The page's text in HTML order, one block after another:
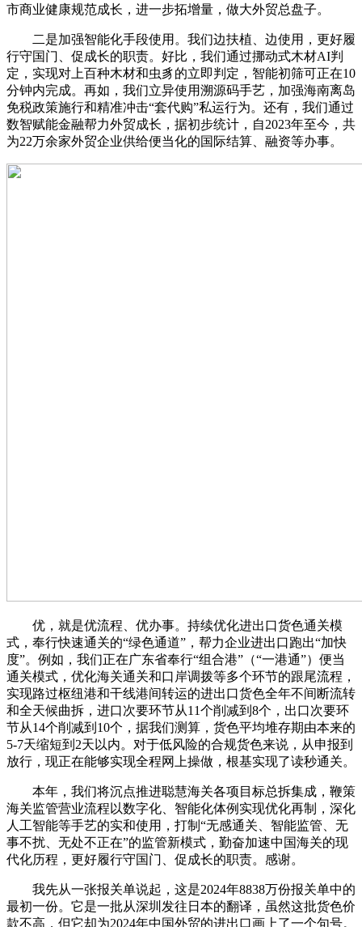
市商业健康规范成长，进一步拓增量，做大外贸总盘子。
二是加强智能化手段使用。我们边扶植、边使用，更好履
行守国门、促成长的职责。好比，我们通过挪动式木材AI判
定，实现对上百种木材和虫豸的立即判定，智能初筛可正在10
分钟内完成。再如，我们立异使用溯源码手艺，加强海南离岛
免税政策施行和精准冲击“套代购”私运行为。还有，我们通过
数智赋能金融帮力外贸成长，据初步统计，自2023年至今，共
为22万余家外贸企业供给便当化的国际结算、融资等办事。
优，就是优流程、优办事。持续优化进出口货色通关模
式，奉行快速通关的“绿色通道”，帮力企业进出口跑出“加快
度”。例如，我们正在广东省奉行“组合港”（“一港通”）便当
通关模式，优化海关通关和口岸调拨等多个环节的跟尾流程，
实现路过枢纽港和干线港间转运的进出口货色全年不间断流转
和全天候曲拆，进口次要环节从11个削减到8个，出口次要环
节从14个削减到10个，据我们测算，货色平均堆存期由本来的
5-7天缩短到2天以内。对于低风险的合规货色来说，从申报到
放行，现正在能够实现全程网上操做，根基实现了读秒通关。
本年，我们将沉点推进聪慧海关各项目标总拆集成，鞭策
海关监管营业流程以数字化、智能化体例实现优化再制，深化
人工智能等手艺的实和使用，打制“无感通关、智能监管、无
事不扰、无处不正在”的监管新模式，勤奋加速中国海关的现
代化历程，更好履行守国门、促成长的职责。感谢。
我先从一张报关单说起，这是2024年8838万份报关单中的
最初一份。它是一批从深圳发往日本的翻译，虽然这批货色价
款不高，但它却为2024年中国外贸的进出口画上了一个句号。